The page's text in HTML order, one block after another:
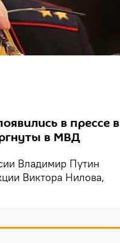
в прессе в
в МВД
Владимир Путин
Виктора Нилова,